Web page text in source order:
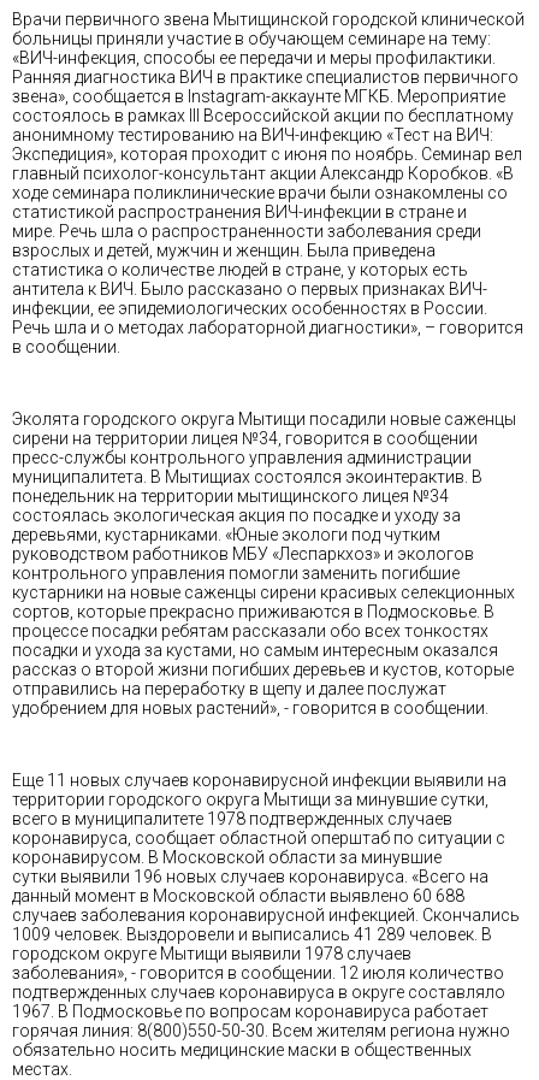
Врачи первичного звена Мытищинской городской клинической
больницы приняли участие в обучающем семинаре на тему:
«ВИЧ-инфекция, способы ее передачи и меры профилактики.
Ранняя диагностика ВИЧ в практике специалистов первичного
звена», сообщается в Instagram-аккаунте МГКБ. Мероприятие
состоялось в рамках III Всероссийской акции по бесплатному
анонимному тестированию на ВИЧ-инфекцию «Тест на ВИЧ:
Экспедиция», которая проходит с июня по ноябрь. Семинар вел
главный психолог-консультант акции Александр Коробков. «В
ходе семинара поликлинические врачи были ознакомлены со
статистикой распространения ВИЧ-инфекции в стране и
мире. Речь шла о распространенности заболевания среди
взрослых и детей, мужчин и женщин. Была приведена
статистика о количестве людей в стране, у которых есть
антитела к ВИЧ. Было рассказано о первых признаках ВИЧ-
инфекции, ее эпидемиологических особенностях в России.
Речь шла и о методах лабораторной диагностики», – говорится
в сообщении.
Эколята городского округа Мытищи посадили новые саженцы
сирени на территории лицея №34, говорится в сообщении
пресс-службы контрольного управления администрации
муниципалитета. В Мытищиах состоялся экоинтерактив. В
понедельник на территории мытищинского лицея №34
состоялась экологическая акция по посадке и уходу за
деревьями, кустарниками. «Юные экологи под чутким
руководством работников МБУ «Леспаркхоз» и экологов
контрольного управления помогли заменить погибшие
кустарники на новые саженцы сирени красивых селекционных
сортов, которые прекрасно приживаются в Подмосковье. В
процессе посадки ребятам рассказали обо всех тонкостях
посадки и ухода за кустами, но самым интересным оказался
рассказ о второй жизни погибших деревьев и кустов, которые
отправились на переработку в щепу и далее послужат
удобрением для новых растений», - говорится в сообщении.
Еще 11 новых случаев коронавирусной инфекции выявили на
территории городского округа Мытищи за минувшие сутки,
всего в муниципалитете 1978 подтвержденных случаев
коронавируса, сообщает областной оперштаб по ситуации с
коронавирусом. В Московской области за минувшие
сутки выявили 196 новых случаев коронавируса. «Всего на
данный момент в Московской области выявлено 60 688
случаев заболевания коронавирусной инфекцией. Скончались
1009 человек. Выздоровели и выписались 41 289 человек. В
городском округе Мытищи выявили 1978 случаев
заболевания», - говорится в сообщении. 12 июля количество
подтвержденных случаев коронавируса в округе составляло
1967. В Подмосковье по вопросам коронавируса работает
горячая линия: 8(800)550-50-30. Всем жителям региона нужно
обязательно носить медицинские маски в общественных
местах.